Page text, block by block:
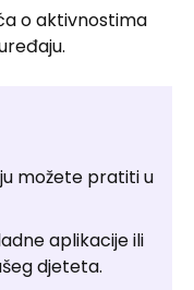
o aktivnostima
možete pratiti u
aplikacije ili
djeteta.